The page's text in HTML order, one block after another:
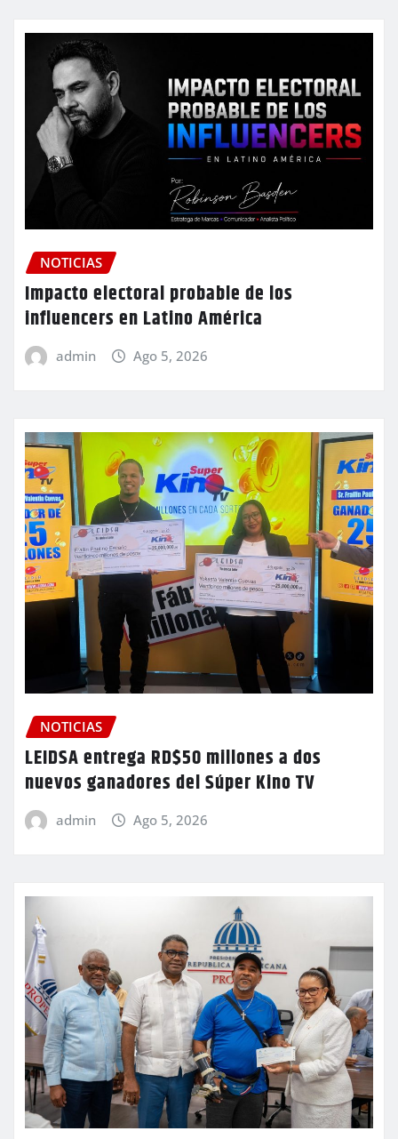
NOTICIAS
Impacto electoral probable de los
influencers en Latino América
admin Ago 5, 2026
NOTICIAS
LEIDSA entrega RD$50 millones a dos
nuevos ganadores del Súper Kino TV
admin Ago 5, 2026